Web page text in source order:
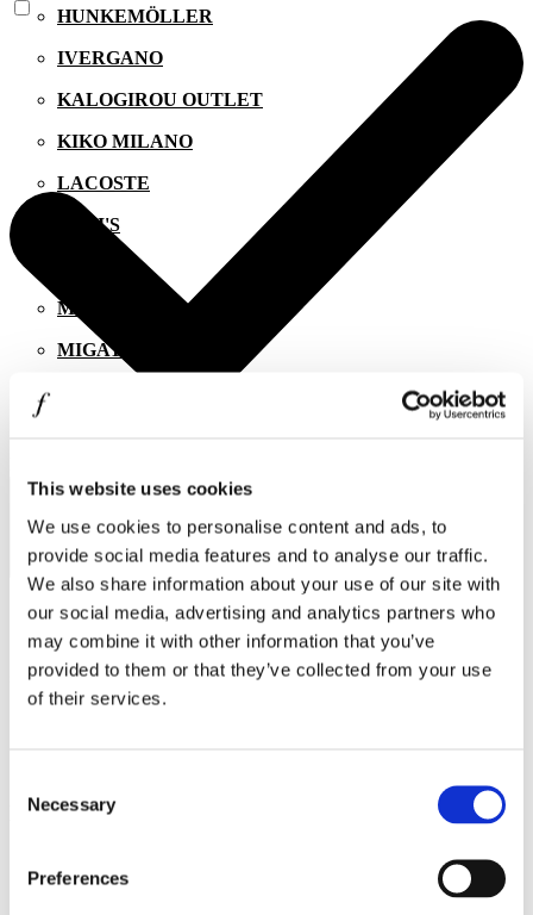
This website uses cookies
We use cookies to personalise content and ads, to
provide social media features and to analyse our traffic.
We also share information about your use of our site with
our social media, advertising and analytics partners who
may combine it with other information that you’ve
provided to them or that they’ve collected from your use
of their services.
Selection
Necessary
Preferences
HUNKEMÖLLER
IVERGANO
KALOGIROU OUTLET
KIKO MILANO
LACOSTE
LEVI'S
MANETTI
MIGATO
NAVY & GREEN
NIKE
OXETTE
OXFORD COMPANY
PINKO
PRIME TIMERS
ΕΓΓΡΑΦΗ
Ωράριο λειτουργίας
Στοιχεία επικοινωνίας
Θεσσαλονίκη